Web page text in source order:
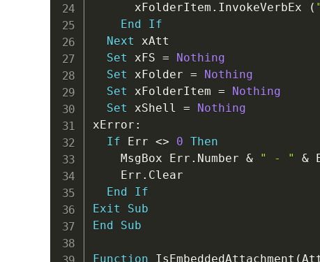
      xFolderItem
. InvokeVerbEx (
End
If
Next xAtt
Set xFS =
Nothing
Set xFolder =
Nothing
Set xFolderItem =
Nothing
Set xShell =
Nothing
xError :
If Err <> 0 Then
    MsgBox Err
. Number & " - " &
    Err
. Clear
End
If
Exit
Sub
End
Sub
Function IsEmbeddedAttachment (